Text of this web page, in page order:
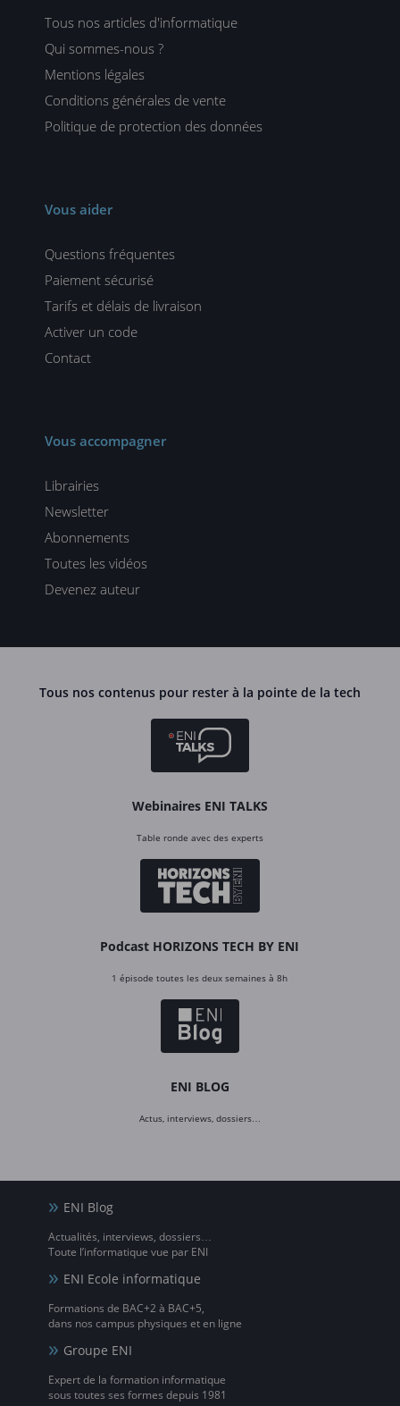
Tous nos articles d'informatique
Qui sommes-nous ?
Mentions légales
Conditions générales de vente
Politique de protection des données
Vous aider
Questions fréquentes
Paiement sécurisé
Tarifs et délais de livraison
Activer un code
Contact
Vous accompagner
Librairies
Newsletter
Abonnements
Toutes les vidéos
Devenez auteur
Tous nos contenus pour rester à la pointe de la tech
Webinaires ENI TALKS
Table ronde avec des experts
Podcast HORIZONS TECH BY ENI
1 épisode toutes les deux semaines à 8h
ENI BLOG
Actus, interviews, dossiers…
ENI Blog
Actualités, interviews, dossiers…
Toute l’informatique vue par ENI
ENI Ecole informatique
Formations de BAC+2 à BAC+5,
dans nos campus physiques et en ligne
Groupe ENI
Expert de la formation informatique
sous toutes ses formes depuis 1981